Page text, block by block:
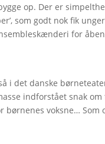
op. Der er
som godt nok fik
for
i det danske
indforstået snak
voksne… Som